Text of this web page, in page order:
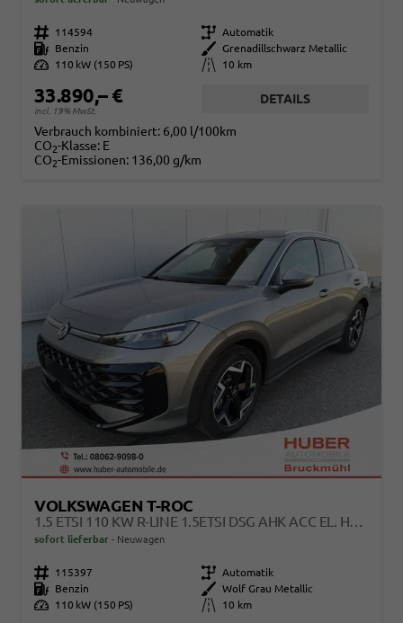
Fahrzeugnr. 114594 Getriebe Automatik
Kraftstoff
Benzin Außenfarbe
Grenadillschwarz Metallic
Leistung
110 kW (150 PS) Kilometerstand 10 km
33.890,– €
incl. 19% MwSt.
DETAILS
Verbrauch kombiniert: 6,00 l/100km
CO2-Klasse: E
CO2-Emissionen: 136,00 g/km
VOLKSWAGEN T-ROC
1.5 ETSI 110 KW R-LINE 1.5ETSI DSG AHK ACC EL. HK 18 ZOLL
sofort lieferbar Neuwagen
Fahrzeugnr. 115397 Getriebe Automatik
Kraftstoff
Benzin Außenfarbe
Wolf Grau Metallic
Leistung
110 kW (150 PS) Kilometerstand 10 km